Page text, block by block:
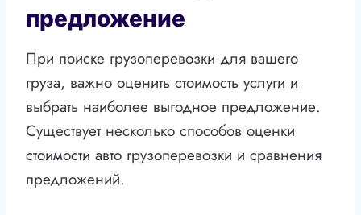
предложение
При поиске грузоперевозки для вашего
груза, важно оценить стоимость услуги и
выбрать наиболее выгодное предложение.
Существует несколько способов оценки
стоимости авто грузоперевозки и сравнения
предложений.